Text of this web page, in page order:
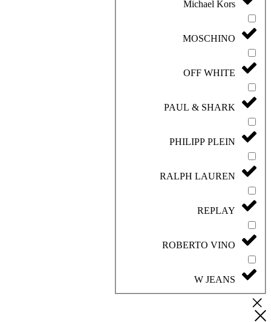
Michael Kors
MOSCHINO
OFF WHITE
PAUL & SHARK
PHILIPP PLEIN
RALPH LAUREN
REPLAY
ROBERTO VINO
W JEANS